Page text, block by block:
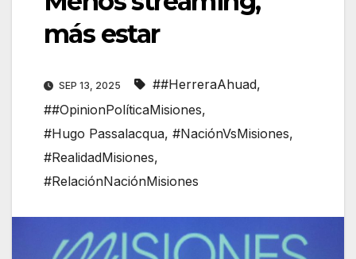
más estar
SEP 13, 2025 ##HerreraAhuad,
##OpinionPolíticaMisiones,
#Hugo Passalacqua, #NaciónVsMisiones,
#RealidadMisiones,
#RelaciónNaciónMisiones